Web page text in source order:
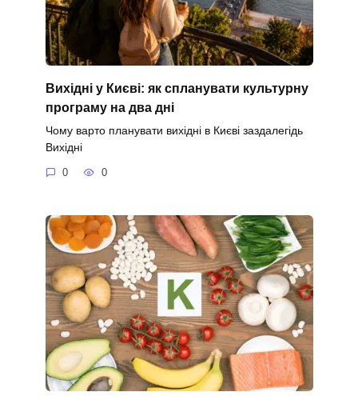
Вихідні у Києві: як спланувати культурну
програму на два дні
Чому варто планувати вихідні в Києві заздалегідь
Вихідні
0 0